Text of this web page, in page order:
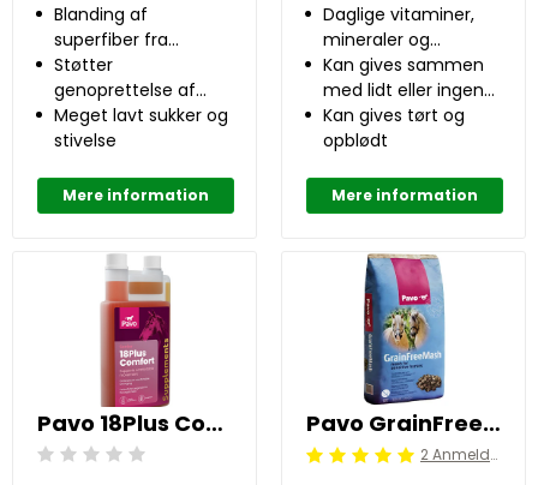
Blanding af
superfiber fra
SpeediBeet og
lucerne
Støtter
genoprettelse af
kondition og
muskulatur
Meget lavt sukker og
stivelse
Mere information
Daglige vitaminer,
mineraler og
sporstoffer til senior
heste
Kan gives sammen
med lidt eller ingen
kraftfoder
Kan gives tørt og
opblødt
Mere information
Pavo 18Plus Comfort 1 l
Beoordeling: 0/5
Pavo GrainFreeMash 15 kg
Beoordeling: 5/5 2 Anmeldelser